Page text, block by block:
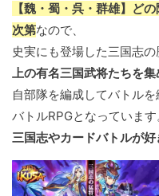
【魏・蜀・呉・群雄】ど
次第なので、
史実にも登場した三国志の
上の有名三国武将たちを
自部隊を編成してバトル
バトルRPGとなっています
三国志やカードバトルが